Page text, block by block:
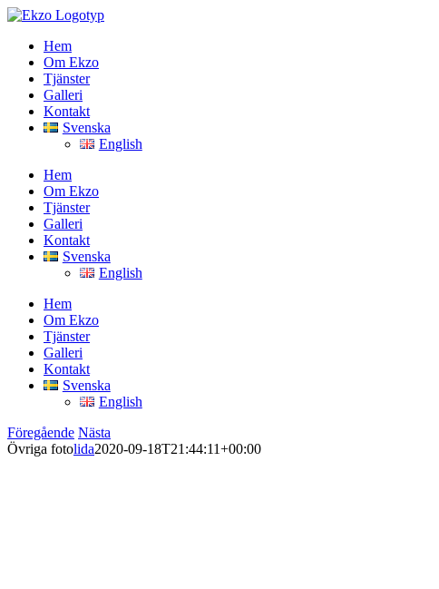
Fortsätt
innehållet
Hem
Om Ekzo
Tjänster
Galleri
Kontakt
Svenska
English
Hem
Om Ekzo
Tjänster
Galleri
Kontakt
Svenska
English
Hem
Om Ekzo
Tjänster
Galleri
Kontakt
Svenska
English
Föregående Nästa
Övriga fotolida2020-09-18T21:44:11+00:00